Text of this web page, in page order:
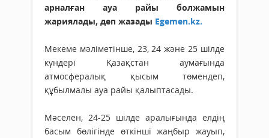
арналған ауа райы болжамын
жариялады, деп жазады Egemen.kz.
Мекеме мәліметінше, 23, 24 және 25 шілде
күндері Қазақстан аумағында
атмосфералық қысым төмендеп,
құбылмалы ауа райы қалыптасады.
Мәселен, 24-25 шілде аралығында елдің
басым бөлігінде өткінші жаңбыр жауып,